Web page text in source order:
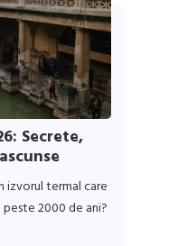
Secrete,
izvorul termal care
2000 de ani?